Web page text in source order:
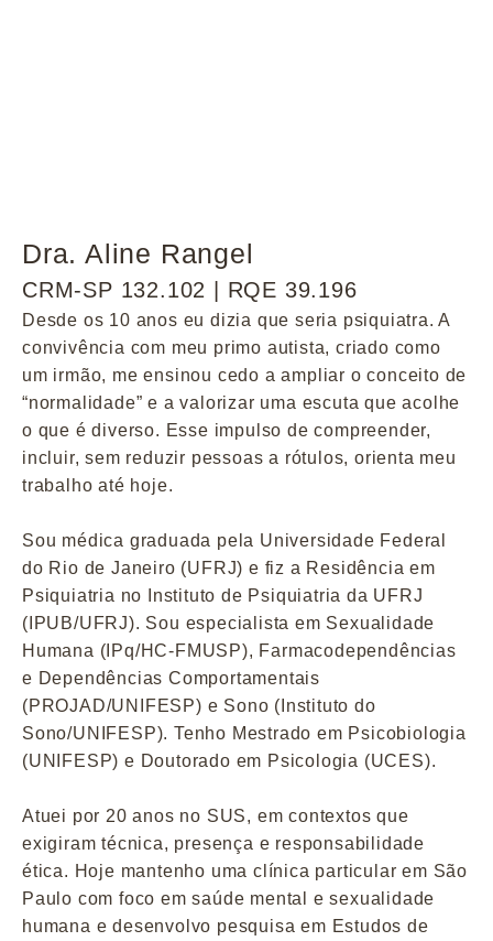
Dra. Aline Rangel
CRM-SP 132.102 | RQE 39.196
Desde os 10 anos eu dizia que seria psiquiatra. A
convivência com meu primo autista, criado como
um irmão, me ensinou cedo a ampliar o conceito de
“normalidade” e a valorizar uma escuta que acolhe
o que é diverso. Esse impulso de compreender,
incluir, sem reduzir pessoas a rótulos, orienta meu
trabalho até hoje.
Sou médica graduada pela Universidade Federal
do Rio de Janeiro (UFRJ) e fiz a Residência em
Psiquiatria no Instituto de Psiquiatria da UFRJ
(IPUB/UFRJ). Sou especialista em Sexualidade
Humana (IPq/HC-FMUSP), Farmacodependências
e Dependências Comportamentais
(PROJAD/UNIFESP) e Sono (Instituto do
Sono/UNIFESP). Tenho Mestrado em Psicobiologia
(UNIFESP) e Doutorado em Psicologia (UCES).
Atuei por 20 anos no SUS, em contextos que
exigiram técnica, presença e responsabilidade
ética. Hoje mantenho uma clínica particular em São
Paulo com foco em saúde mental e sexualidade
humana e desenvolvo pesquisa em Estudos de